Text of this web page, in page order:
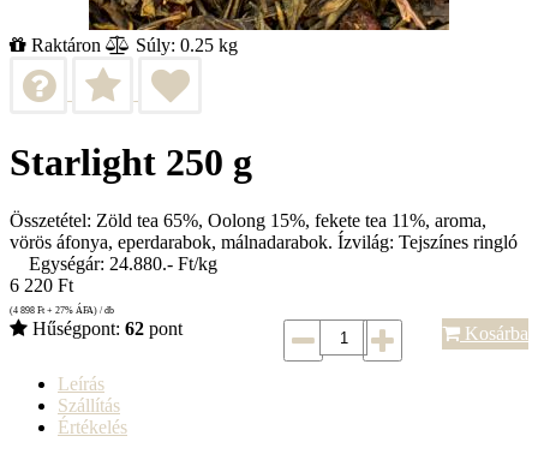
Raktáron Súly: 0.25 kg
Starlight 250 g
Összetétel: Zöld tea 65%, Oolong 15%, fekete tea 11%, aroma,
vörös áfonya, eperdarabok, málnadarabok. Ízvilág: Tejszínes ringló
Egységár: 24.880.- Ft/kg
6 220 Ft
(4 898 Ft + 27% ÁFA) / db
Hűségpont: 62 pont Kosárba
Leírás
Szállítás
Értékelés